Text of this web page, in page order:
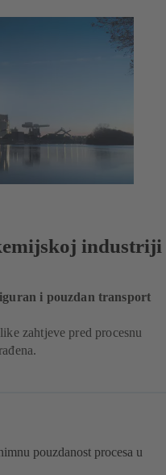
industriji
i pouzdan transport
zahtjeve pred procesnu
pouzdanost procesa u